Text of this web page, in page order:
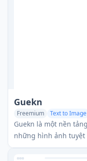
Guekn
Freemium Text to Image
AI Art &Design Creator
Guekn là một nền
những hình ảnh tuyệt
văn bản.